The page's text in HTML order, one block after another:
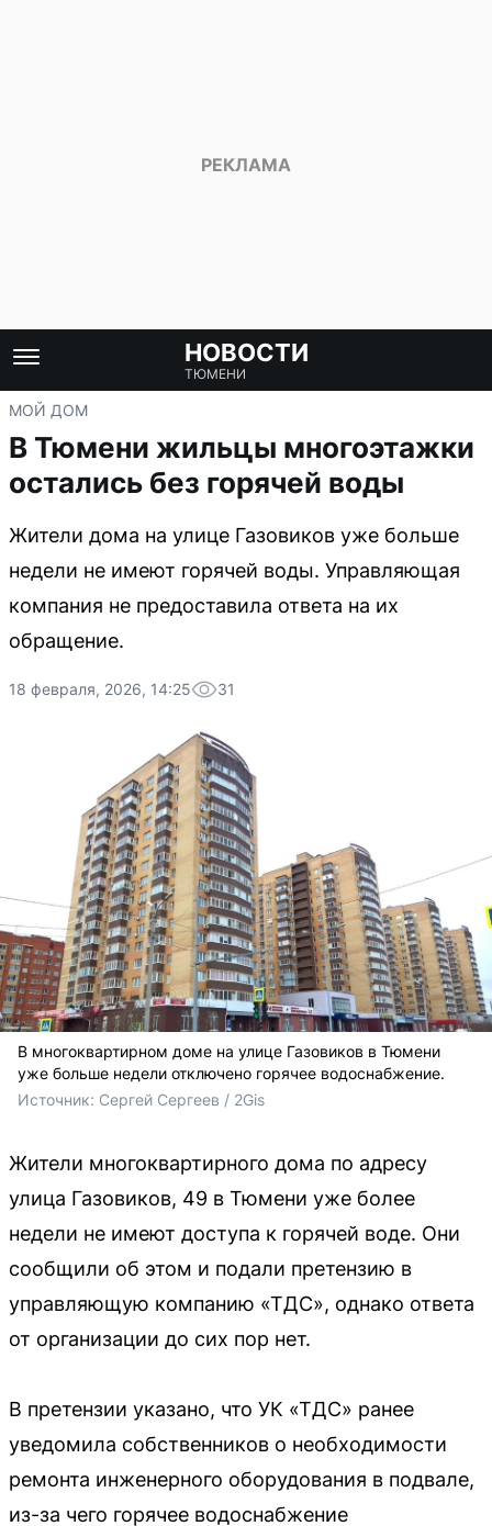
НОВОСТИ
ТЮМЕНИ
МОЙ ДОМ
В Тюмени жильцы многоэтажки
остались без горячей воды
Жители дома на улице Газовиков уже больше
недели не имеют горячей воды. Управляющая
компания не предоставила ответа на их
обращение.
18 февраля, 2026, 14:25 31
В многоквартирном доме на улице Газовиков в Тюмени
уже больше недели отключено горячее водоснабжение.
Источник: Сергей Сергеев / 2Gis
Жители многоквартирного дома по адресу
улица Газовиков, 49 в Тюмени уже более
недели не имеют доступа к горячей воде. Они
сообщили об этом и подали претензию в
управляющую компанию «ТДС», однако ответа
от организации до сих пор нет.
В претензии указано, что УК «ТДС» ранее
уведомила собственников о необходимости
ремонта инженерного оборудования в подвале,
из-за чего горячее водоснабжение